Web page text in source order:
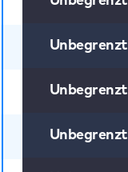
Unbegrenzt
Unbegrenzt
Unbegrenzt